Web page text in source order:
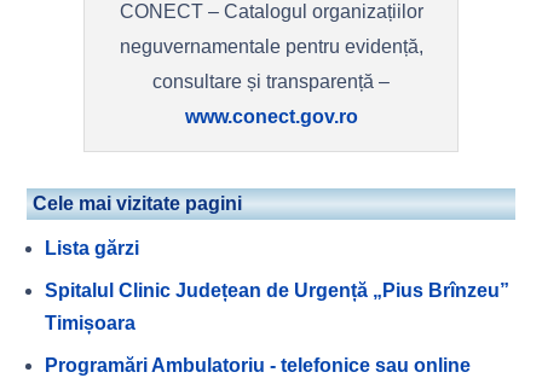
CONECT – Catalogul organizațiilor
neguvernamentale pentru evidență,
consultare și transparență –
www.conect.gov.ro
Cele mai vizitate pagini
Lista gărzi
Spitalul Clinic Județean de Urgență „Pius Brînzeu”
Timișoara
Programări Ambulatoriu - telefonice sau online